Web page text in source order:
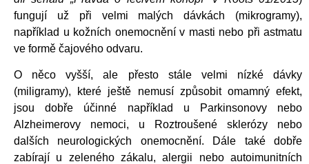
fungují už při velmi malých dávkách (mikrogramy),
například u kožních onemocnění v masti nebo při astmatu
ve formě čajového odvaru.
O něco vyšší, ale přesto stále velmi nízké dávky
(miligramy), které ještě nemusí způsobit omamný efekt,
jsou dobře účinné například u Parkinsonovy nebo
Alzheimerovy nemoci, u Roztroušené sklerózy nebo
dalších neurologických onemocnění. Dále také dobře
zabírají u zeleného zákalu, alergii nebo autoimunitních